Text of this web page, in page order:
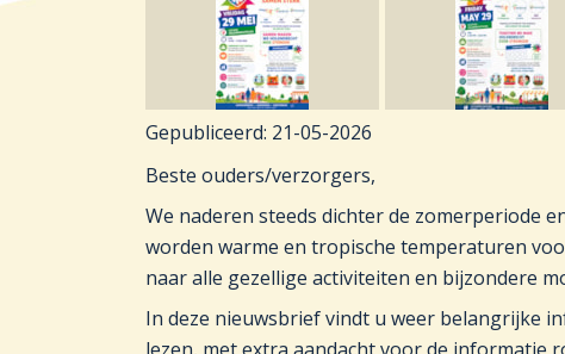
Gepubliceerd: 21-05-2026
Beste ouders/verzorgers,
We naderen steeds dichter de zomerperiode
worden warme en tropische temperaturen
naar alle gezellige activiteiten en bijzondere
In deze nieuwsbrief vindt u weer belangrijke